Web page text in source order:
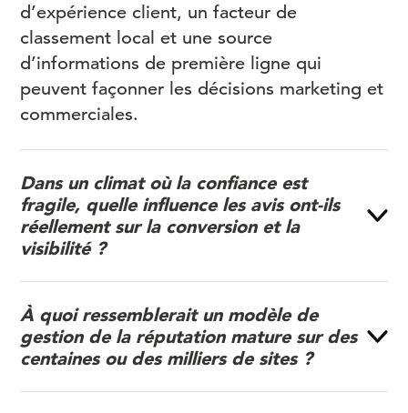
d’expérience client, un facteur de
classement local et une source
d’informations de première ligne qui
peuvent façonner les décisions marketing et
commerciales.
Dans un climat où la confiance est
fragile, quelle influence les avis ont-ils
réellement sur la conversion et la
visibilité ?
À quoi ressemblerait un modèle de
gestion de la réputation mature sur des
centaines ou des milliers de sites ?